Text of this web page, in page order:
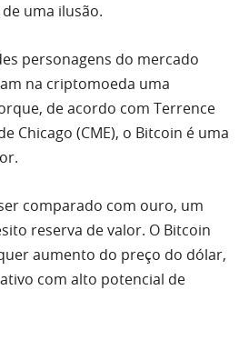
uma ilusão.
personagens do mercado
na criptomoeda uma
de acordo com Terrence
Chicago (CME), o Bitcoin é uma
comparado com ouro, um
reserva de valor. O Bitcoin
aumento do preço do dólar,
com alto potencial de